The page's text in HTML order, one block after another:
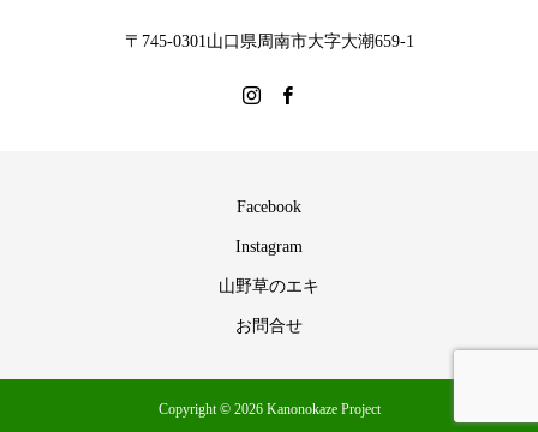
〒745-0301山口県周南市大字大潮659-1
Facebook
Instagram
山野草のエキ
お問合せ
Copyright © 2026 Kanonokaze Project